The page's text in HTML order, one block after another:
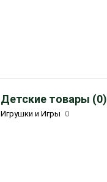
Детские товары (0)
Игрушки и Игры 0